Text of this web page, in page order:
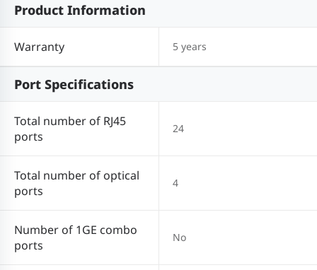
Product Information
Warranty 5 years
Port Specifications
Total number of RJ45
ports
24
Total number of optical
ports
4
Number of 1GE combo
ports
No